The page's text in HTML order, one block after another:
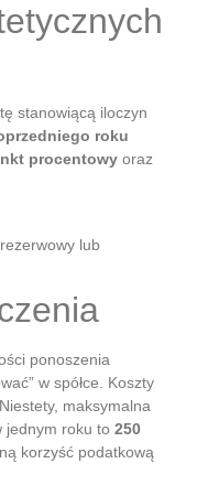
stanowiącą iloczyn
roku
procentowy oraz
lub
ponoszenia
w spółce. Koszty
maksymalna
jednym roku to 250
korzyść podatkową